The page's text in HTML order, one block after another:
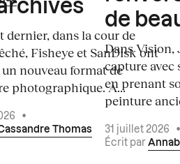
dernier, dans la cour de
Fisheye et SanDisk ont
nouveau format de
photographique. À...
•
Thomas
de
Dans
capture avec
en prenant
peinture
31 juillet 2026
Écrit par